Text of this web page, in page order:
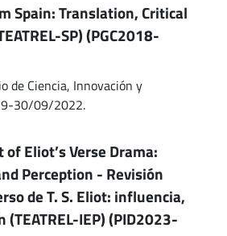
Spain: Translation, Critical
SP) (PGC2018-
de Ciencia, Innovación y
30/09/2022.
Eliot’s Verse Drama:
Perception - Revisión
de T. S. Eliot: influencia,
IEP) (PID2023-